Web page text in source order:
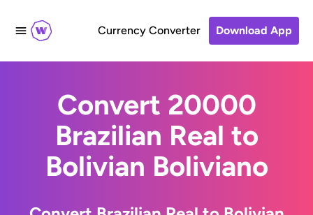
Currency Converter Download App
Convert 20000
Brazilian Real to
Bolivian Boliviano